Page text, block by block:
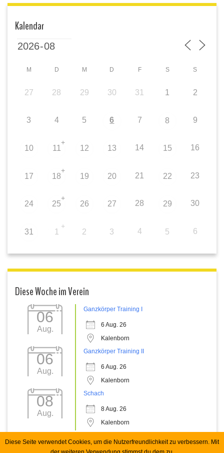
Kalendar
M D M D F S S
27 28 29 30 31 1 2
3 4 5 6 7 8 9
10 11
+
12 13 14 15 16
17 18
+
19 20 21 22 23
24 25
+
26 27 28 29 30
31 1
+
2 3 4 5 6
Diese Woche im Verein
06
Aug.
Ganzkörper Training I
6 Aug. 26
Kalenborn
06
Aug.
Ganzkörper Training II
6 Aug. 26
Kalenborn
08
Aug.
Schach
8 Aug. 26
Kalenborn
Diese Seite verwendet Cookies, um die Nutzerfreundlichkeit zu verbessern. Mit